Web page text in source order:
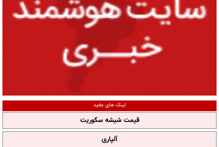
لینک های مفید
قیمت شیشه سکوریت
آلپاری